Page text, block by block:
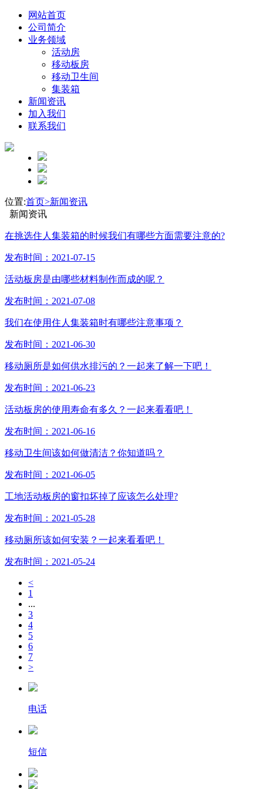
网站首页
公司简介
业务领域
活动房
移动板房
移动卫生间
集装箱
新闻资讯
加入我们
联系我们
位置:首页>新闻资讯
新闻资讯
在挑选住人集装箱的时候我们有哪些方面需要注意的?
发布时间：2021-07-15
活动板房是由哪些材料制作而成的呢？
发布时间：2021-07-08
我们在使用住人集装箱时有哪些注意事项？
发布时间：2021-06-30
移动厕所是如何供水排污的？一起来了解一下吧！
发布时间：2021-06-23
活动板房的使用寿命有多久？一起来看看吧！
发布时间：2021-06-16
移动卫生间该如何做清洁？你知道吗？
发布时间：2021-06-05
工地活动板房的窗扣坏掉了应该怎么处理?
发布时间：2021-05-28
移动厕所该如何安装？一起来看看吧！
发布时间：2021-05-24
<
1
...
3
4
5
6
7
>
电话
短信